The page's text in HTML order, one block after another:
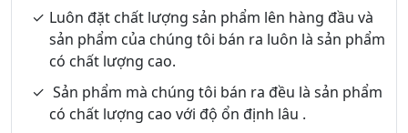
Luôn đặt chất lượng sản phẩm lên hàng đầu và
sản phẩm của chúng tôi bán ra luôn là sản phẩm
có chất lượng cao.
Sản phẩm mà chúng tôi bán ra đều là sản phẩm
có chất lượng cao với độ ổn định lâu .